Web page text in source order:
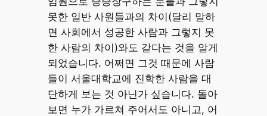
못한 일반 사원들과의 차이(달리 말하
면 사회에서 성공한 사람과 그렇지 못
한 사람의 차이)와도 같다는 것을 알게
되었습니다. 어쩌면 그것 때문에 사람
들이 서울대학교에 진학한 사람을 대
단하게 보는 것 아닌가 싶습니다. 돌아
보면 누가 가르쳐 주어서도 아니고, 어